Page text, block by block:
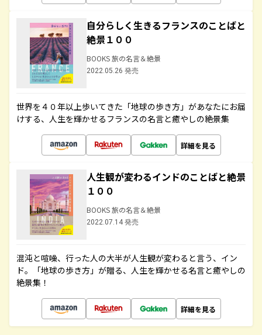
自分らしく生きるフランスのことばと
絶景１００
BOOKS 旅の名言＆絶景
2022.05.26 発売
世界を４０年以上歩いてきた「地球の歩き方」があなたにお届
けする、人生を輝かせるフランスの名言と癒やしの絶景集
詳細を見る
人生観が変わるインドのことばと絶景
１００
BOOKS 旅の名言＆絶景
2022.07.14 発売
混沌と喧噪、行った人の大半が人生観が変わると言う、イン
ド。「地球の歩き方」が贈る、人生を輝かせる名言と癒やしの
絶景集！
詳細を見る